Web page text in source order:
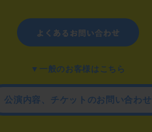
▼一般のお客様はこちら
公演内容、チケットのお問い合わせ